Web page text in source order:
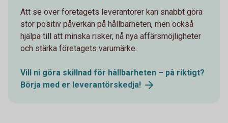
Att se över företagets leverantörer kan snabbt göra
stor positiv påverkan på hållbarheten, men också
hjälpa till att minska risker, nå nya affärsmöjligheter
och stärka företagets varumärke.
Vill ni göra skillnad för hållbarheten – på riktigt?
Börja med er leverantörskedja!